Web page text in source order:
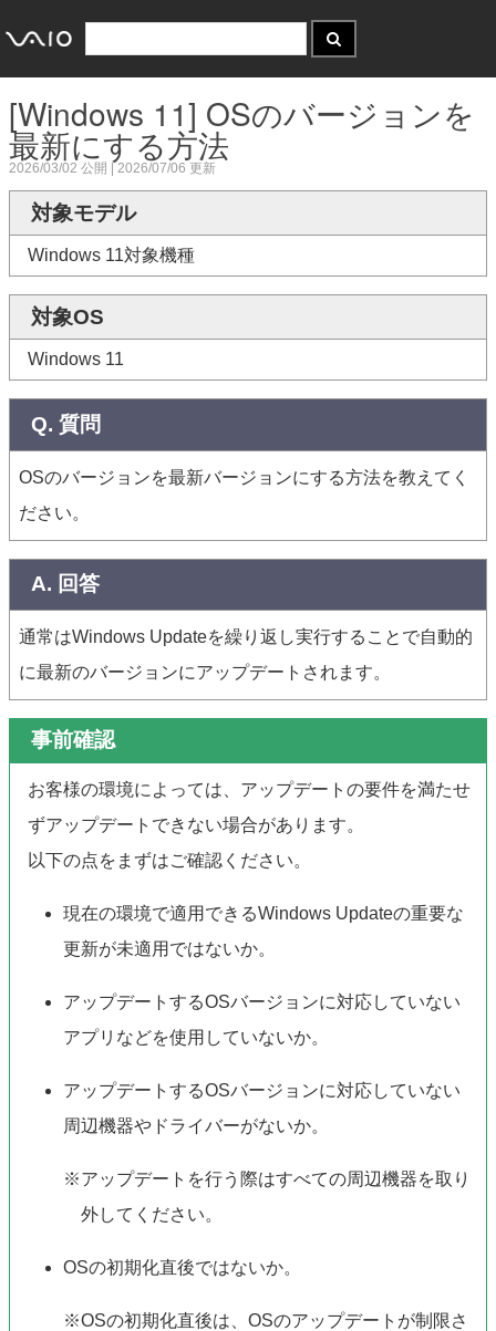
[Windows 11] OSのバージョンを
最新にする方法
2026/03/02 公開 | 2026/07/06 更新
対象モデル
Windows 11対象機種
対象OS
Windows 11
Q. 質問
OSのバージョンを最新バージョンにする方法を教えてく
ださい。
A. 回答
通常はWindows Updateを繰り返し実行することで自動的
に最新のバージョンにアップデートされます。
事前確認
お客様の環境によっては、アップデートの要件を満たせ
ずアップデートできない場合があります。
以下の点をまずはご確認ください。
現在の環境で適用できるWindows Updateの重要な
更新が未適用ではないか。
アップデートするOSバージョンに対応していない
アプリなどを使用していないか。
アップデートするOSバージョンに対応していない
周辺機器やドライバーがないか。
※アップデートを行う際はすべての周辺機器を取り
外してください。
OSの初期化直後ではないか。
※OSの初期化直後は、OSのアップデートが制限さ